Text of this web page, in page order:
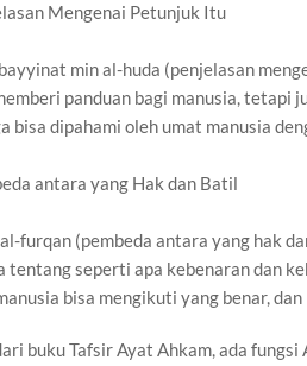
Mengenai Petunjuk Itu
min al-huda (penjelasan
panduan bagi manusia, tetapi
bisa dipahami oleh umat manusia
antara yang Hak dan Batil
furqan (pembeda antara yang hak
tentang seperti apa kebenaran dan
bisa mengikuti yang benar,
buku Tafsir Ayat Ahkam, ada